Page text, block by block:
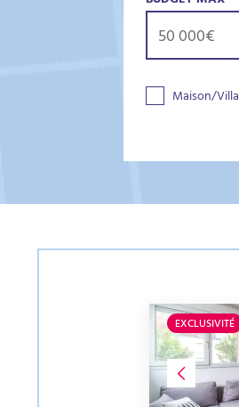
Maison/Villa
EXCLUSIVITÉ